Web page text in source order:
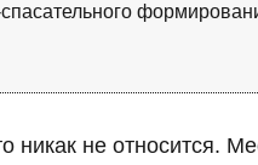
никак не